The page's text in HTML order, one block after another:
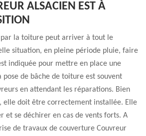
ALSACIEN EST À
par la toiture peut arriver à tout le
situation, en pleine période pluie, faire
indiquée pour mettre en place une
pose de bâche de toiture est souvent
en attendant les réparations. Bien
elle doit être correctement installée. Elle
et se déchirer en cas de vents forts. A
de travaux de couverture Couvreur